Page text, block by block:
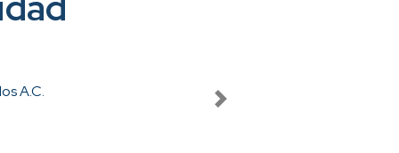
Los abogados que asistieron tuvieron
Next